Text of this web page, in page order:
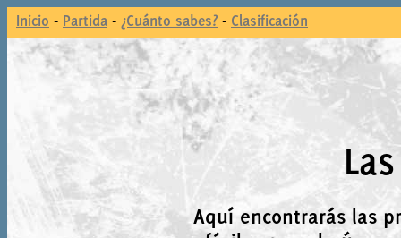
Inicio - Partida - ¿Cuánto sabes? - Clasificación
Aquí encontrarás las